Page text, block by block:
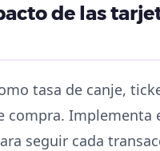
de las
tasa de canje,
compra. Implementa
seguir cada